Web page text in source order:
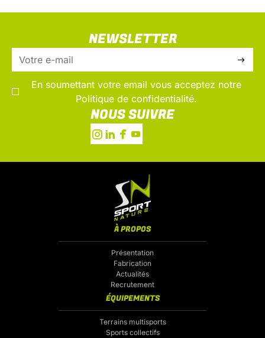
NEWSLETTER
En soumettant votre email vous acceptez notre
Politique de confidentialité.
NOUS SUIVRE
À PROPOS
Présentation
Fabrication
Actualités
Recrutement
ÉQUIPEMENTS
Terrains multisports
Sports collectifs